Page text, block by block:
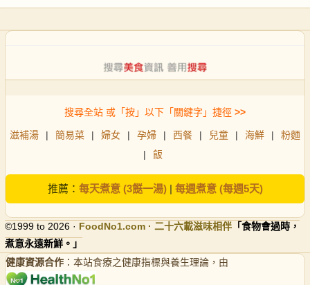
搜尋全站 或「按」以下「關鍵字」捷徑 >>
滋補湯 | 簡易菜 | 婦女 | 孕婦 | 西餐 | 兒童 | 海鮮 |
粉麵
|
飯
推薦： 每天煮意 (3餸一湯)| 每週煮意 (每週5天)
©1999 to 2026 · FoodNo1.com · 二十六載滋味相伴 「食物會過時，
煮意永遠新鮮。」
健康資源合作 ：本站食療之健康指標與養生理論，由